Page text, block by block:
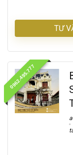
TƯ
0962.495.777